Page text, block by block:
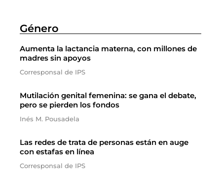
Género
Aumenta la lactancia materna, con millones de
madres sin apoyos
Corresponsal de IPS
Mutilación genital femenina: se gana el debate,
pero se pierden los fondos
Inés M. Pousadela
Las redes de trata de personas están en auge
con estafas en línea
Corresponsal de IPS